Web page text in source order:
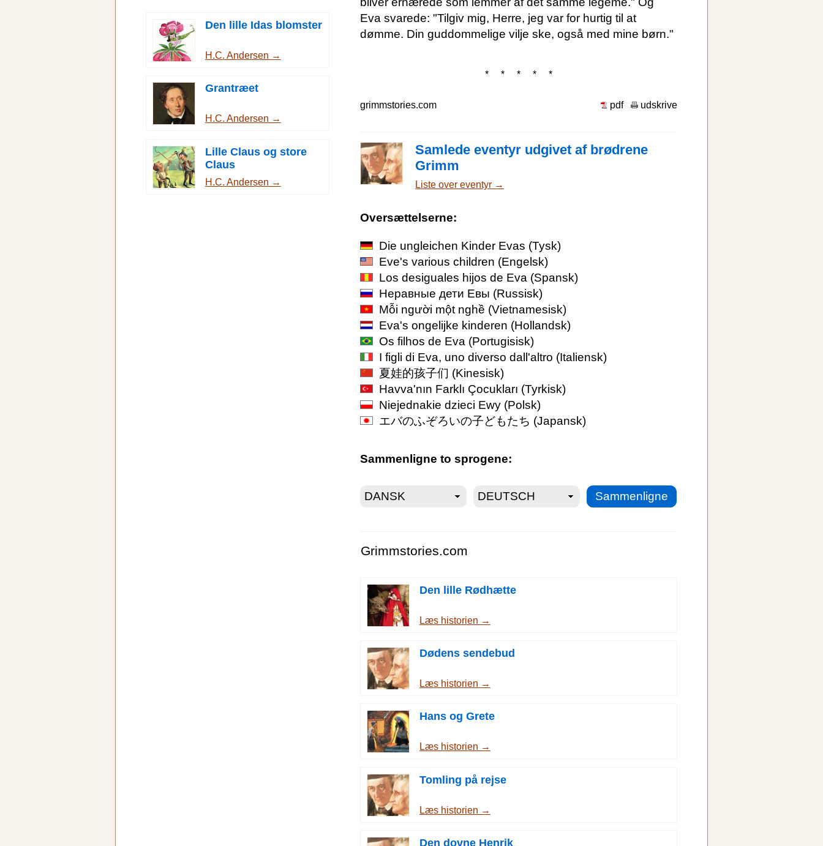
Den lille Idas blomster
H.C. Andersen →
Grantræet
H.C. Andersen →
Lille Claus og store
Claus
H.C. Andersen →
Eva svarede: "Tilgiv mig, Herre, jeg var for hurtig til at
dømme. Din guddommelige vilje ske, også med mine børn."
* * * * *
grimmstories.com pdf udskrive
Samlede eventyr udgivet af brødrene
Grimm
Liste over eventyr →
Oversættelserne:
Die ungleichen Kinder Evas (Tysk)
Eve's various children (Engelsk)
Los desiguales hijos de Eva (Spansk)
Неравные дети Евы (Russisk)
Mỗi người một nghề (Vietnamesisk)
Eva's ongelijke kinderen (Hollandsk)
Os filhos de Eva (Portugisisk)
I figli di Eva, uno diverso dall'altro (Italiensk)
夏娃的孩子们 (Kinesisk)
Havva'nın Farklı Çocukları (Tyrkisk)
Niejednakie dzieci Ewy (Polsk)
エバのふぞろいの子どもたち (Japansk)
Sammenligne to sprogene:
Grimmstories.com
Den lille Rødhætte
Læs historien →
Dødens sendebud
Læs historien →
Hans og Grete
Læs historien →
Tomling på rejse
Læs historien →
Den dovne Henrik